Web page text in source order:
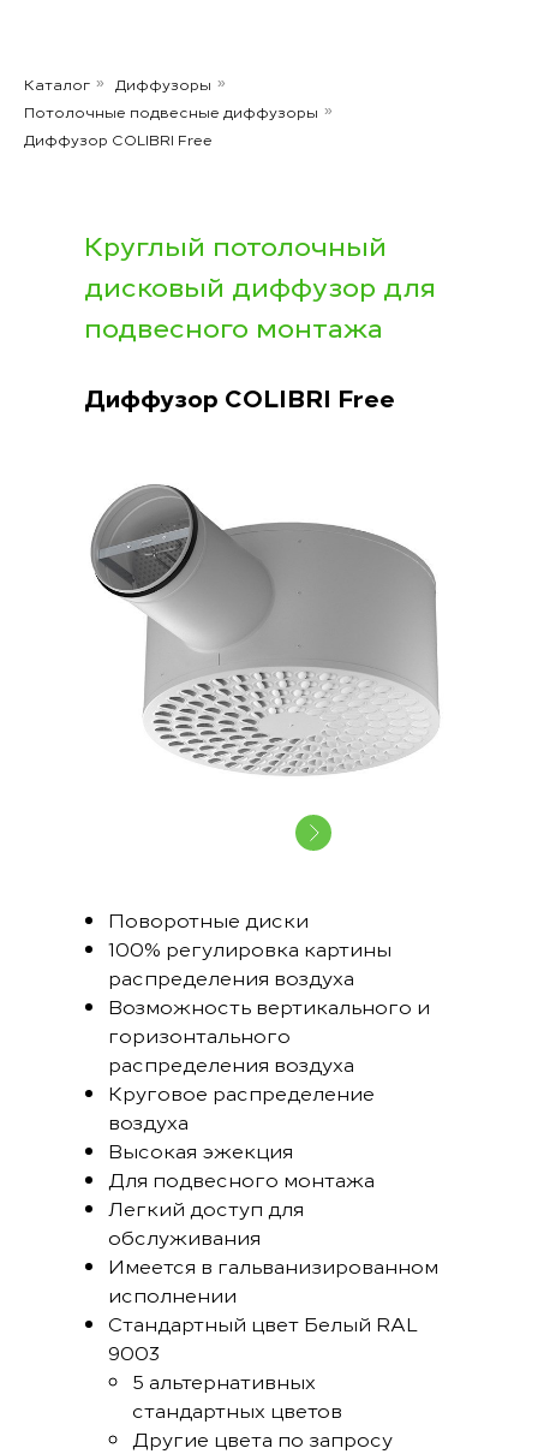
Каталог » Диффузоры »
Потолочные подвесные диффузоры »
Диффузор COLIBRI Free
Круглый потолочный
дисковый диффузор для
подвесного монтажа
Диффузор COLIBRI Free
Поворотные диски
100% регулировка картины
распределения воздуха
Возможность вертикального и
горизонтального
распределения воздуха
Круговое распределение
воздуха
Высокая эжекция
Для подвесного монтажа
Легкий доступ для
обслуживания
Имеется в гальванизированном
исполнении
Стандартный цвет Белый RAL
9003
5 альтернативных
стандартных цветов
Другие цвета по запросу